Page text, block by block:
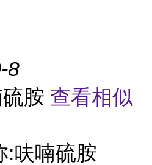
8
胺 查看相似
:呋喃硫胺